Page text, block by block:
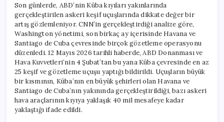
Uçuşları
Artıyor
için
Son günlerde, ABD’nin Küba kıyıları yakınlarında
gerçekleştirilen askeri keşif uçuşlarında dikkate değer bir
artış gözlemleniyor. CNN’in gerçekleştirdiği analize göre,
Washington yönetimi, son birkaç ay içerisinde Havana ve
Santiago de Cuba çevresinde birçok gözetleme operasyonu
düzenledi. 12 Mayıs 2026 tarihli haberde, ABD Donanması ve
Hava Kuvvetleri’nin 4 Şubat’tan bu yana Küba çevresinde en az
25 keşif ve gözetleme uçuşu yaptığı bildirildi. Uçuşların büyük
bir kısmının, Küba’nın en büyük şehirleri olan Havana ve
Santiago de Cuba’nın yakınında gerçekleştirildiği, bazı askeri
hava araçlarının kıyıya yaklaşık 40 mil mesafeye kadar
yaklaştığı ifade edildi.